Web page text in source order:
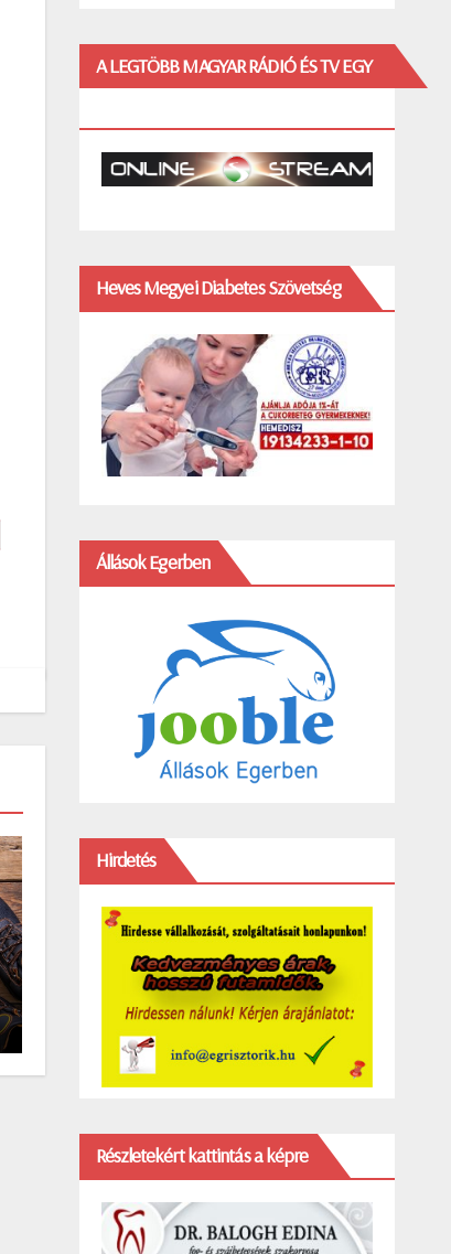
A LEGTÖBB MAGYAR RÁDIÓ ÉS TV EGY
Heves Megyei Diabetes Szövetség
Állások Egerben
Hirdetés
Részletekért kattintás a képre